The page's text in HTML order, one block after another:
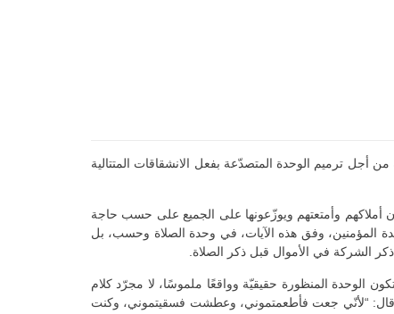
أجل ترميم الوحدة المتصدّعة بفعل الانشقاقات المتتالية
أملاكهم وأمتعتهم ويوزّعونها على الجميع على حسب حاجة
واحدة ويكسرون الخبز في البيوت ويتناولون الطعام بابتهاج ونقاوة قلب” (2، 44 – 46). لا تتجلّى وحدة المؤمنين، وفق هذه الآيات، في وحدة الصلاة وحسب، بل
الشركة في الأموال قبل ذكر الصلاة.
الوحدة المنظورة حقيقيّة وواقعًا ملموسًا، لا مجرّد كلام
قال: “لأنّي جعت فأطعمتموني، وعطشت فسقيتموني، وكنت